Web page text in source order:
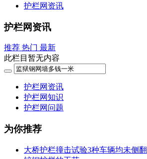
护栏网资讯
护栏网资讯
推荐 热门 最新
此栏目暂无内容
护栏网资讯
护栏网知识
护栏网问题
为你推荐
大桥护栏撞击试验3种车辆均未侧翻